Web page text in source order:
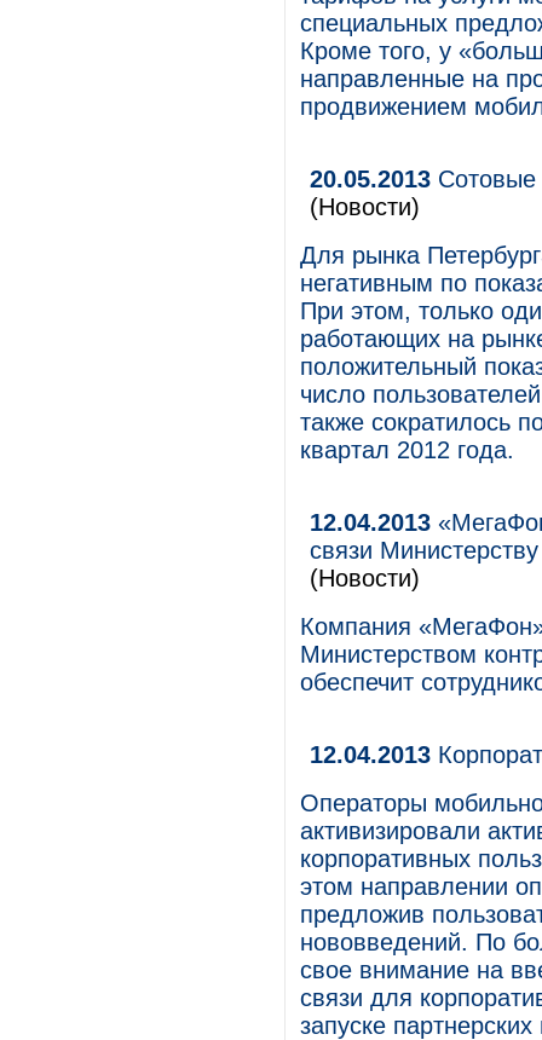
специальных
Кроме того, у
направленные на
продвижением
20.05.2013 Сотовые
(Новости)
Для рынка
негативным по
При этом, только
работающих на
положительный
число
также сократилось
квартал 2012 года.
12.04.2013
связи
(Новости)
Компания
Министерством
обеспечит
12.04.2013
Операторы
активизировали
корпоративных
этом направлении
предложив
нововведений. По
свое внимание на
связи для
запуске